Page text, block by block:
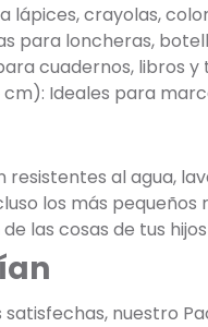
lápices, crayolas,
para loncheras,
cuadernos, libros y
cm): Ideales para
resistentes al agua,
los más
las cosas de tus
satisfechas, nuestro